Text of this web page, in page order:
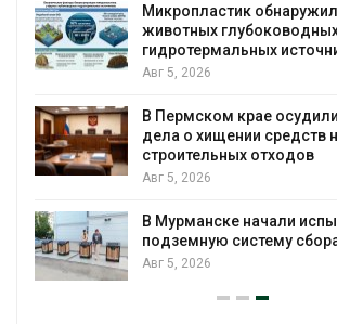
Микропластик
животных
гидротермальных
Авг 5, 2026
В Пермском крае
дела о хищении средств
строительных отходов
Авг 5, 2026
В Мурманске начали
подземную систему
Авг 5, 2026